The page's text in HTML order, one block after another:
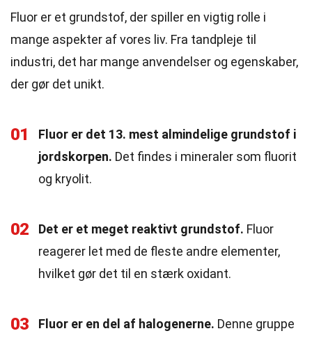
Fluor er et grundstof, der spiller en vigtig rolle i
mange aspekter af vores liv. Fra tandpleje til
industri, det har mange anvendelser og egenskaber,
der gør det unikt.
01
Fluor er det 13. mest almindelige grundstof i
jordskorpen. Det findes i mineraler som fluorit
og kryolit.
02 Det er et meget reaktivt grundstof. Fluor
reagerer let med de fleste andre elementer,
hvilket gør det til en stærk oxidant.
03 Fluor er en del af halogenerne. Denne gruppe